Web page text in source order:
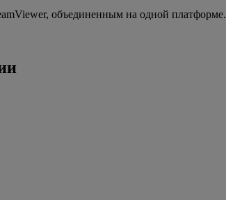
объединенным на одной платформе.